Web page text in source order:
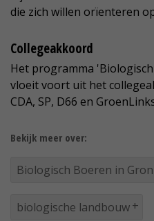
die zich willen orïenteren
Collegeakkoord
Het programma
vloeit voort uit het
CDA, SP, D66 en
Bekijk meer over:
Biologisch Boeren in
biologische landbouw